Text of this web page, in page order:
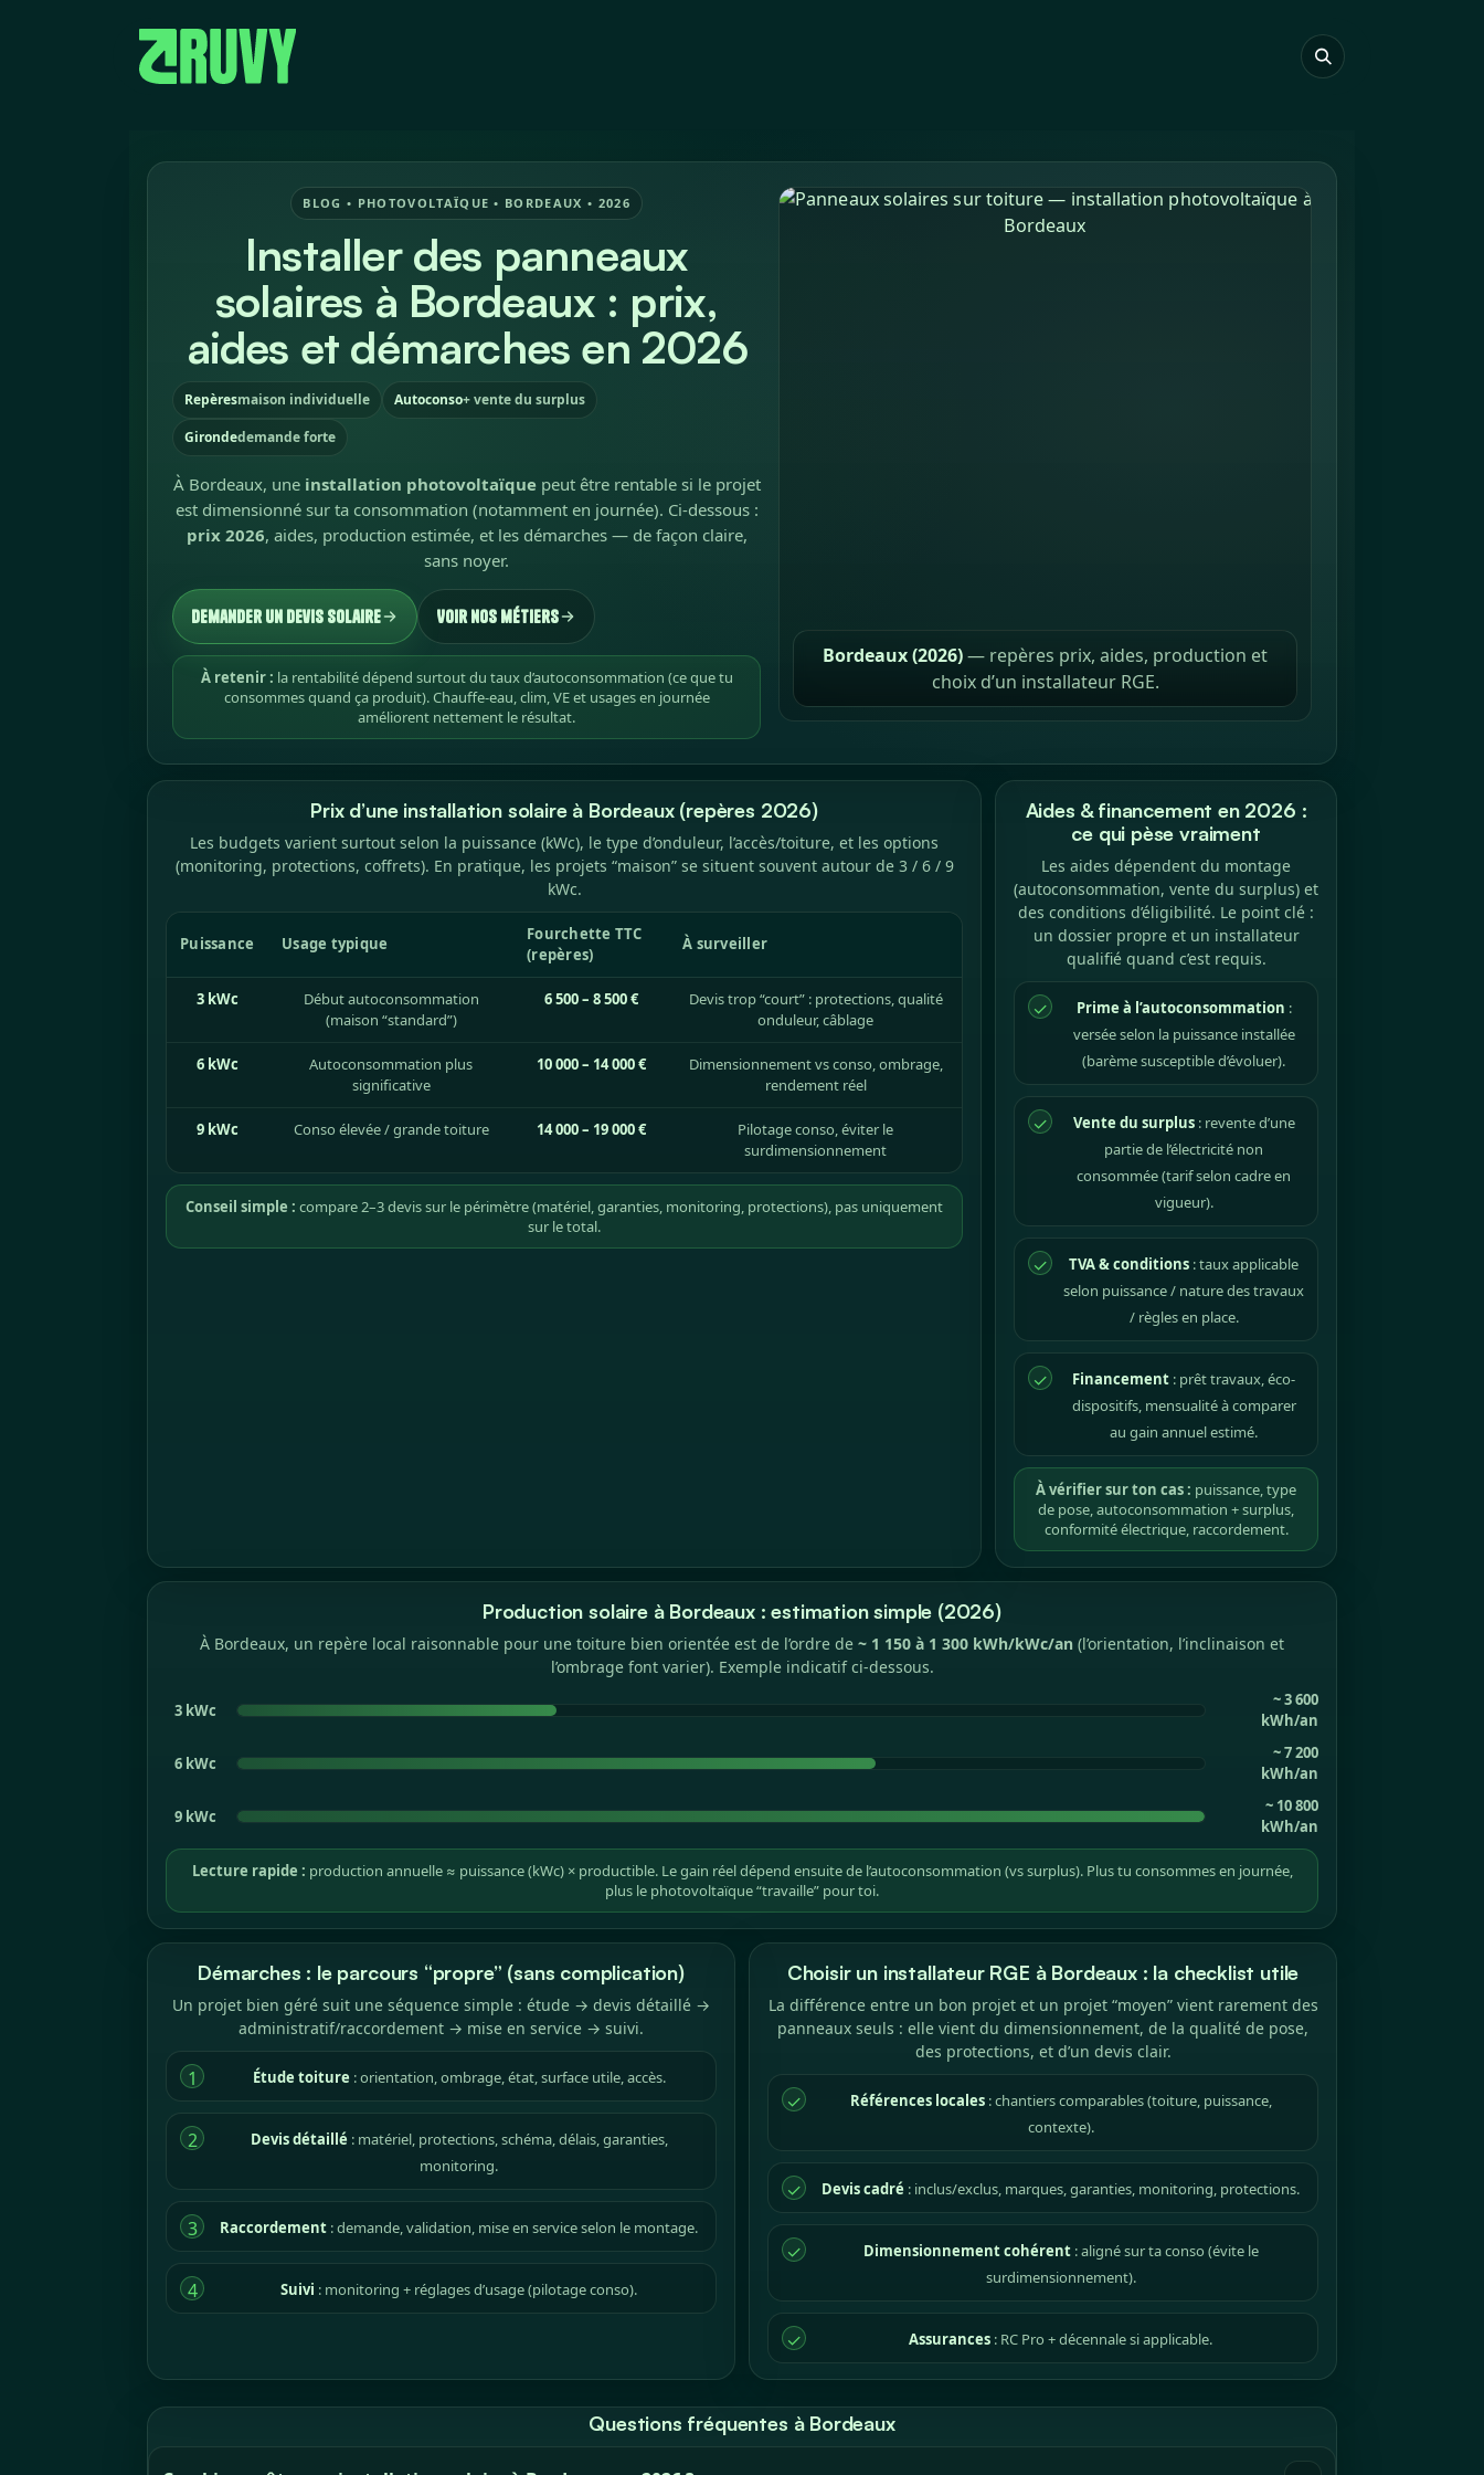
BLOG • PHOTOVOLTAÏQUE • BORDEAUX • 2026
Installer des panneaux
solaires à Bordeaux : prix,
aides et démarches en 2026
Repèresmaison individuelle Autoconso+ vente du surplus
Girondedemande forte
À Bordeaux, une installation photovoltaïquepeut être rentable si le projet
est dimensionné sur ta consommation (notamment en journée). Ci-dessous :
prix 2026, aides, production estimée, et les démarches — de façon claire,
sans noyer.
Demander un devis solaire Voir nos métiers
À retenir : la rentabilité dépend surtout du taux d’autoconsommation (ce que tu
consommes quand ça produit). Chauffe-eau, clim, VE et usages en journée
améliorent nettement le résultat.
Bordeaux (2026)— repères prix, aides, production et
choix d’un installateur RGE.
Prix d’une installation solaire à Bordeaux (repères 2026)
Les budgets varient surtout selon la puissance (kWc), le type d’onduleur, l’accès/toiture, et les options
(monitoring, protections, coffrets). En pratique, les projets “maison” se situent souvent autour de 3 / 6 / 9
kWc.
Puissance Usage typique
Fourchette TTC
(repères)
À surveiller
3 kWc
Début autoconsommation
(maison “standard”)
6 500 – 8 500 €
Devis trop “court” : protections, qualité
onduleur, câblage
6 kWc
Autoconsommation plus
significative
10 000 – 14 000 €
Dimensionnement vs conso, ombrage,
rendement réel
9 kWc Conso élevée / grande toiture 14 000 – 19 000 €
Pilotage conso, éviter le
surdimensionnement
Conseil simple : compare 2–3 devis sur le périmètre (matériel, garanties, monitoring, protections), pas uniquement
sur le total.
Aides & financement en 2026 :
ce qui pèse vraiment
Les aides dépendent du montage
(autoconsommation, vente du surplus) et
des conditions d’éligibilité. Le point clé :
un dossier propre et un installateur
qualifié quand c’est requis.
✓ Prime à l’autoconsommation :
versée selon la puissance installée
(barème susceptible d’évoluer).
✓ Vente du surplus: revente d’une
partie de l’électricité non
consommée (tarif selon cadre en
vigueur).
✓ TVA & conditions : taux applicable
selon puissance / nature des travaux
/ règles en place.
✓ Financement : prêt travaux, éco-
dispositifs, mensualité à comparer
au gain annuel estimé.
À vérifier sur ton cas : puissance, type
de pose, autoconsommation + surplus,
conformité électrique, raccordement.
Production solaire à Bordeaux : estimation simple (2026)
À Bordeaux, un repère local raisonnable pour une toiture bien orientée est de l’ordre de ~ 1 150 à 1 300 kWh/kWc/an (l’orientation, l’inclinaison et
l’ombrage font varier). Exemple indicatif ci-dessous.
3 kWc
~ 3 600
kWh/an
6 kWc
~ 7 200
kWh/an
9 kWc
~ 10 800
kWh/an
Lecture rapide : production annuelle ≈ puissance (kWc) × productible. Le gain réel dépend ensuite de l’autoconsommation (vs surplus). Plus tu consommes en journée,
plus le photovoltaïque “travaille” pour toi.
Démarches : le parcours “propre” (sans complication)
Un projet bien géré suit une séquence simple : étude → devis détaillé →
administratif/raccordement → mise en service → suivi.
1 Étude toiture : orientation, ombrage, état, surface utile, accès.
2 Devis détaillé : matériel, protections, schéma, délais, garanties,
monitoring.
3 Raccordement : demande, validation, mise en service selon le montage.
4 Suivi : monitoring + réglages d’usage (pilotage conso).
Choisir un installateur RGE à Bordeaux : la checklist utile
La différence entre un bon projet et un projet “moyen” vient rarement des
panneaux seuls : elle vient du dimensionnement, de la qualité de pose,
des protections, et d’un devis clair.
✓ Références locales: chantiers comparables (toiture, puissance,
contexte).
✓ Devis cadré : inclus/exclus, marques, garanties, monitoring, protections.
✓ Dimensionnement cohérent: aligné sur ta conso (évite le
surdimensionnement).
✓ Assurances : RC Pro + décennale si applicable.
Questions fréquentes à Bordeaux